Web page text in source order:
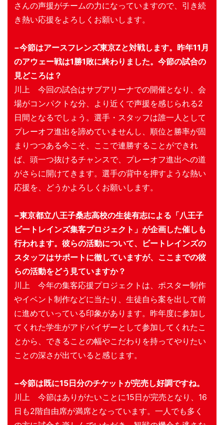
さんの声援がチームの力になっていますので、引き続
き熱い応援をよろしくお願いします。
−今節はアースフレンズ東京Zと対戦します。昨年11月
のアウェー戦は1勝1敗に終わりました。今節の試合の
見どころは？
川上 今回の試合はサブアリーナでの開催となり、会
場がコンパクトな分、より近くで声援を感じられる2
日間となるでしょう。選手・スタッフは誰一人として
プレーオフ進出を諦めていませんし、順位と勝率が固
まりつつある今こそ、ここで連勝することができれ
ば、頭一つ抜けるチャンスで、プレーオフ進出への道
がさらに開けてきます。選手の背中を押すような熱い
応援を、どうかよろしくお願いします。
−東京都立八王子桑志高校の生徒有志による「八王子
ビートレインズ集客プロジェクト」が企画した催しも
行われます。彼らの活動について、ビートレインズの
スタッフはサポートに徹していますが、ここまでの彼
らの活動をどう見ていますか？
川上 今年の集客応援プロジェクトは、ポスター制作
やイベント制作などに当たり、生徒自ら案を出して前
に進めていっている印象があります。昨年度に参加し
てくれた学生がアドバイザーとして参加してくれたこ
とから、できることの幅やこだわりを持ってやりたい
ことの深さが出ていると感じます。
−今節は既に15日分のチケットが完売し好調ですね。
川上 今節はありがたいことに15日が完売となり、16
日も2階自由席が満席となっています。一人でも多く